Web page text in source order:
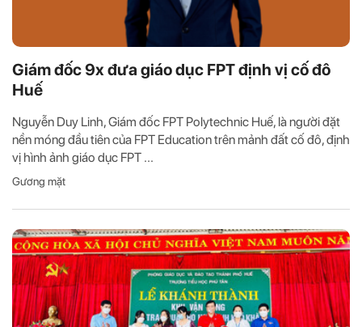
Giám đốc 9x đưa giáo dục FPT định vị cố đô
Huế
Nguyễn Duy Linh, Giám đốc FPT Polytechnic Huế, là người đặt
nền móng đầu tiên của FPT Education trên mảnh đất cố đô, định
vị hình ảnh giáo dục FPT ...
Gương mặt